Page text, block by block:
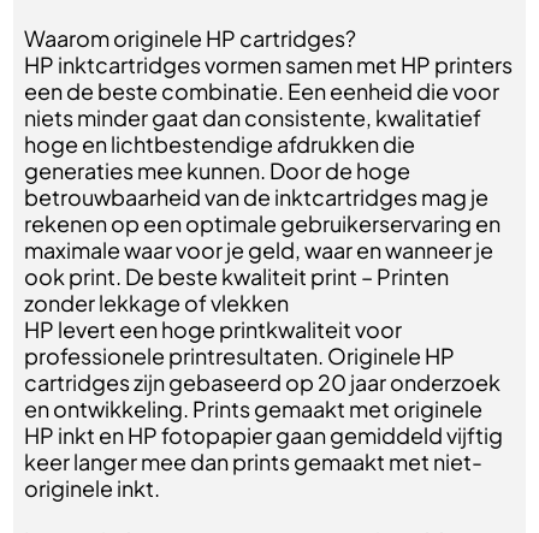
Waarom originele HP cartridges?
HP inktcartridges vormen samen met HP printers
een de beste combinatie. Een eenheid die voor
niets minder gaat dan consistente, kwalitatief
hoge en lichtbestendige afdrukken die
generaties mee kunnen. Door de hoge
betrouwbaarheid van de inktcartridges mag je
rekenen op een optimale gebruikerservaring en
maximale waar voor je geld, waar en wanneer je
ook print. De beste kwaliteit print – Printen
zonder lekkage of vlekken
HP levert een hoge printkwaliteit voor
professionele printresultaten. Originele HP
cartridges zijn gebaseerd op 20 jaar onderzoek
en ontwikkeling. Prints gemaakt met originele
HP inkt en HP fotopapier gaan gemiddeld vijftig
keer langer mee dan prints gemaakt met niet-
originele inkt.